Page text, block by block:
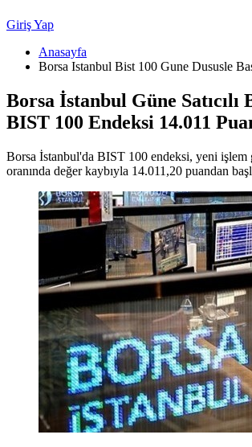
Giriş Yap
Anasayfa
Borsa Istanbul Bist 100 Gune Dususle
Borsa İstanbul Güne Satıcılı
BIST 100 Endeksi 14.011
Borsa İstanbul'da BIST 100 endeksi, yeni işlem
oranında değer kaybıyla 14.011,20 puandan